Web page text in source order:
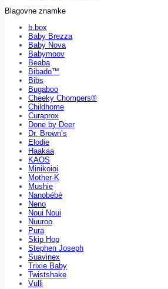
Blagovne znamke
b.box
Baby Brezza
Baby Nova
Babymoov
Beaba
Bibado™
Bibs
Bugaboo
Cheeky Chompers®
Childhome
Curaprox
Done by Deer
Dr. Brown’s
Elodie
Haakaa
KAOS
Minikoioi
Mother-K
Mushie
Nanobébé
Neno
Noui Noui
Nuuroo
Pura
Skip Hop
Stephen Joseph
Suavinex
Trixie Baby
Twistshake
Vulli